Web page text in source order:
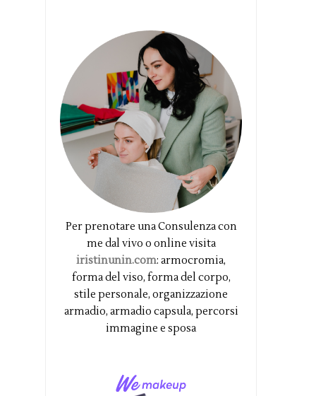
Per prenotare una Consulenza con
me dal vivo o online visita
iristinunin.com: armocromia,
forma del viso, forma del corpo,
stile personale, organizzazione
armadio, armadio capsula, percorsi
immagine e sposa